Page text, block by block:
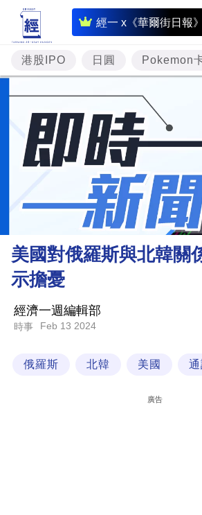
經一 x《華爾街日報》
即
時
財
經
專
題
投
資
樓
市
財
業
科
港股IPO 日圓 Pokemon
美國對俄羅斯與北韓關
示擔憂
經濟一週編輯部
時事 Feb 13 2024
俄羅斯 北韓 美國
廣告